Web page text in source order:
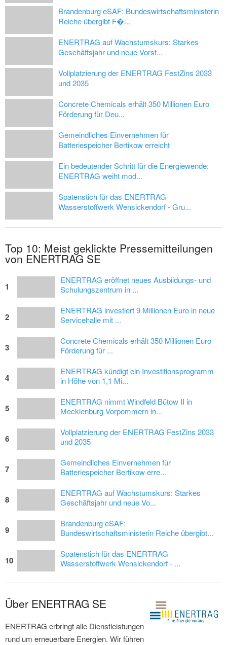
Brandenburg eSAF: Bundeswirtschaftsministerin
Reiche übergibt F�...
ENERTRAG auf Wachstumskurs: Starkes
Geschäftsjahr und neue Vorst...
Vollplatzierung der ENERTRAG FestZins 2033
und 2035
Concrete Chemicals erhält 350 Millionen Euro
Förderung für Deu...
Gemeindliches Einvernehmen für
Batteriespeicher Bertikow erreicht
Ein bedeutender Schritt für die Energiewende:
ENERTRAG weiht mod...
Spatenstich für das ENERTRAG
Wasserstoffwerk Wensickendorf - Gru...
Top 10: Meist geklickte Pressemitteilungen
von ENERTRAG SE
1
ENERTRAG eröffnet neues Ausbildungs- und
Schulungszentrum in ...
2
ENERTRAG investiert 9 Millionen Euro in neue
Servicehalle mit ...
3
Concrete Chemicals erhält 350 Millionen Euro
Förderung für ...
4
ENERTRAG kündigt ein Investitionsprogramm
in Höhe von 1,1 Mi...
5
ENERTRAG nimmt Windfeld Bütow II in
Mecklenburg-Vorpommern in...
6
Vollplatzierung der ENERTRAG FestZins 2033
und 2035
7
Gemeindliches Einvernehmen für
Batteriespeicher Bertikow erre...
8
ENERTRAG auf Wachstumskurs: Starkes
Geschäftsjahr und neue Vo...
9
Brandenburg eSAF:
Bundeswirtschaftsministerin Reiche übergibt...
10
Spatenstich für das ENERTRAG
Wasserstoffwerk Wensickendorf - ...
Über ENERTRAG SE
ENERTRAG erbringt alle Dienstleistungen
rund um erneuerbare Energien. Wir führen